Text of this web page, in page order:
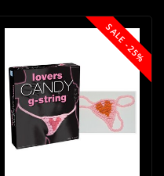
SALE -25%